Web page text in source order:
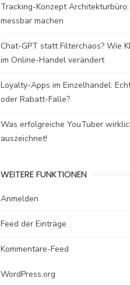
Tracking-Konzept
messbar machen
Chat-GPT statt Filterchaos? Wie
im Online-Handel verändert
Loyalty-Apps im Einzelhandel:
oder Rabatt-Falle?
Was erfolgreiche YouTuber
auszeichnet!
WEITERE FUNKTIONEN
Anmelden
Feed der Einträge
Kommentare-Feed
WordPress.org